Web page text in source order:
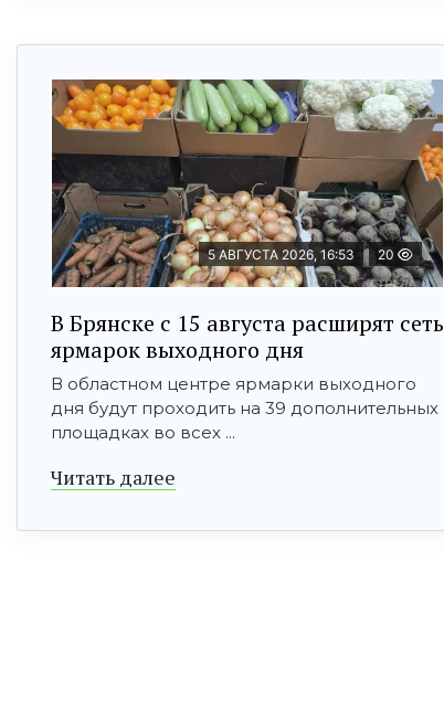
5 АВГУСТА 2026, 16:53 20
В Брянске с 15 августа расширят сеть
ярмарок выходного дня
В областном центре ярмарки выходного
дня будут проходить на 39 дополнительных
площадках во всех ...
Читать далее